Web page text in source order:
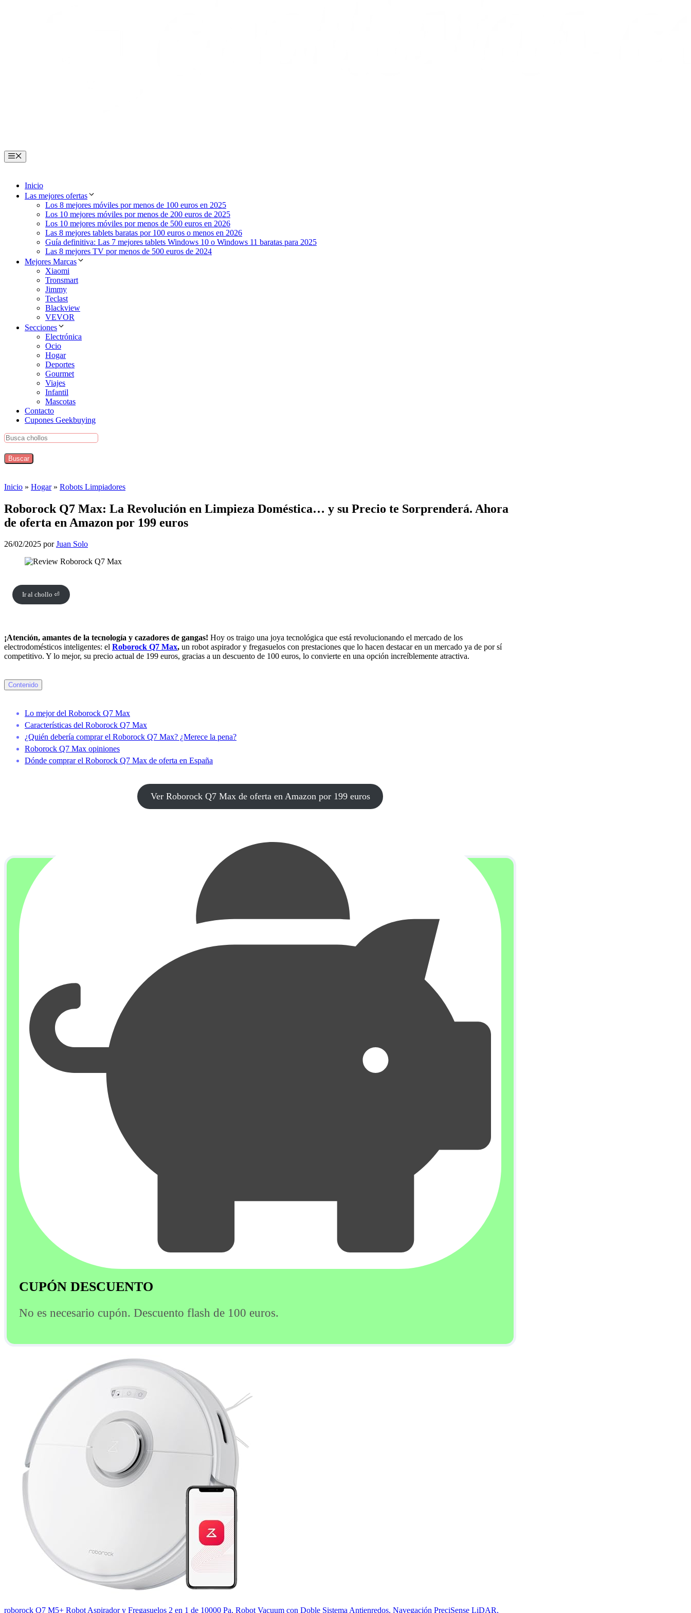
Menú
Inicio
Las mejores ofertas
Los 8 mejores móviles por menos de 100 euros en 2025
Los 10 mejores móviles por menos de 200 euros de 2025
Los 10 mejores móviles por menos de 500 euros en 2026
Las 8 mejores tablets baratas por 100 euros o menos en 2026
Guía definitiva: Las 7 mejores tablets Windows 10 o Windows 11 baratas para 2025
Las 8 mejores TV por menos de 500 euros de 2024
Mejores Marcas
Xiaomi
Tronsmart
Jimmy
Teclast
Blackview
VEVOR
Secciones
Electrónica
Ocio
Hogar
Deportes
Gourmet
Viajes
Infantil
Mascotas
Contacto
Cupones Geekbuying
Inicio » Hogar» Robots Limpiadores
Roborock Q7 Max: La Revolución en Limpieza Doméstica… y su Precio te Sorprenderá. Ahora
de oferta en Amazon por 199 euros
26/02/2025 porJuan Solo
Ir al chollo ⏎
¡Atención, amantes de la tecnología y cazadores de gangas! Hoy os traigo una joya tecnológica que está revolucionando el mercado de los
electrodomésticos inteligentes: el Roborock Q7 Max, un robot aspirador y fregasuelos con prestaciones que lo hacen destacar en un mercado ya de por sí
competitivo. Y lo mejor, su precio actual de 199 euros, gracias a un descuento de 100 euros, lo convierte en una opción increíblemente atractiva.
Contenido
Lo mejor del Roborock Q7 Max
Características del Roborock Q7 Max
¿Quién debería comprar el Roborock Q7 Max? ¿Merece la pena?
Roborock Q7 Max opiniones
Dónde comprar el Roborock Q7 Max de oferta en España
Ver Roborock Q7 Max de oferta en Amazon por 199 euros
CUPÓN DESCUENTO
No es necesario cupón. Descuento flash de 100 euros.
roborock Q7 M5+ Robot Aspirador y Fregasuelos 2 en 1 de 10000 Pa, Robot Vacuum con Doble Sistema Antienredos, Navegación PreciSense LiDAR,